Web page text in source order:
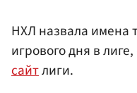
НХЛ назвала имена
игрового дня в
сайтлиги.